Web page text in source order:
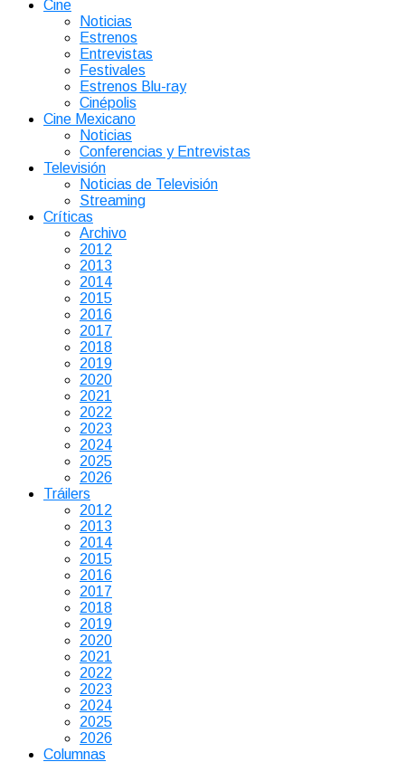
Cine
Noticias
Estrenos
Entrevistas
Festivales
Estrenos Blu-ray
Cinépolis
Cine Mexicano
Noticias
Conferencias y Entrevistas
Televisión
Noticias de Televisión
Streaming
Críticas
Archivo
2012
2013
2014
2015
2016
2017
2018
2019
2020
2021
2022
2023
2024
2025
2026
Tráilers
2012
2013
2014
2015
2016
2017
2018
2019
2020
2021
2022
2023
2024
2025
2026
Columnas